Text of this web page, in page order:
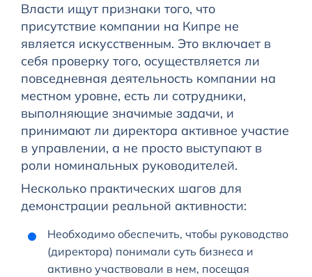
Власти ищут признаки того, что
присутствие компании на Кипре не
является искусственным. Это включает в
себя проверку того, осуществляется ли
повседневная деятельность компании на
местном уровне, есть ли сотрудники,
выполняющие значимые задачи, и
принимают ли директора активное участие
в управлении, а не просто выступают в
роли номинальных руководителей.
Несколько практических шагов для
демонстрации реальной активности:
Необходимо обеспечить, чтобы руководство
(директора) понимали суть бизнеса и
активно участвовали в нем, посещая